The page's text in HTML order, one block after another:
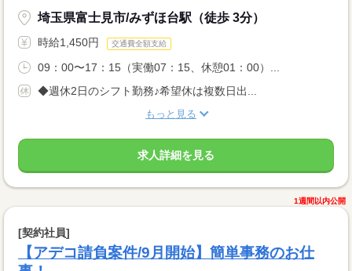
埼玉県富士見市/みずほ台駅（徒歩 3分）
時給1,450円 交通費全額支給
09：00〜17：15（実働07：15、休憩01：00）...
◆週休2日のシフト勤務♪希望休は複数日出...
もっと見る
求人詳細を見る
1週間以内公開
[契約社員]
【アデコ請負案件/9月開始】簡単事務のお仕